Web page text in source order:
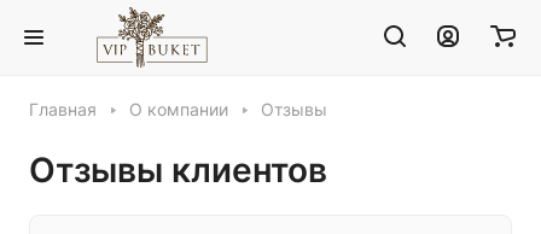
Главная О компании Отзывы
Отзывы клиентов